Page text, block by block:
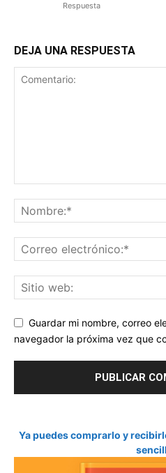
Respuesta
DEJA UNA RESPUESTA
Guardar mi nombre, correo
navegador la próxima vez que
Ya puedes comprarlo y